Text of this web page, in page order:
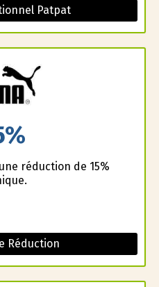
Patpat
réduction de 15%
Réduction